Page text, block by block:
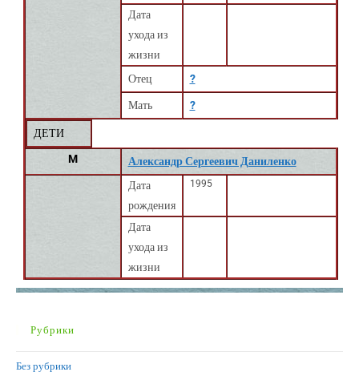
Дата
ухода из
жизни
Отец
?
Мать ?
ДЕТИ
M
Александр Сергеевич Даниленко
Дата
рождения
1995
Дата
ухода из
жизни
Рубрики
Без рубрики